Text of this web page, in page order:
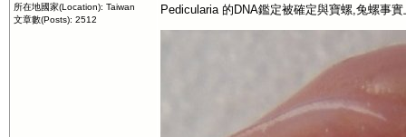
所在地國家(Location): Taiwan
文章數(Posts): 2512
Pedicularia 的DNA鑑定被確定與寶螺,兔螺事